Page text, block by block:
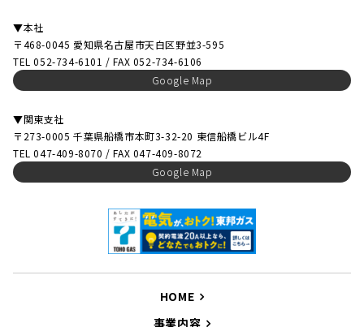
▼本社
〒468-0045 愛知県名古屋市天白区野並3-595
TEL 052-734-6101 / FAX 052-734-6106
Google Map
▼関東支社
〒273-0005 千葉県船橋市本町3-32-20 東信船橋ビル4F
TEL 047-409-8070 / FAX 047-409-8072
Google Map
HOME
事業内容